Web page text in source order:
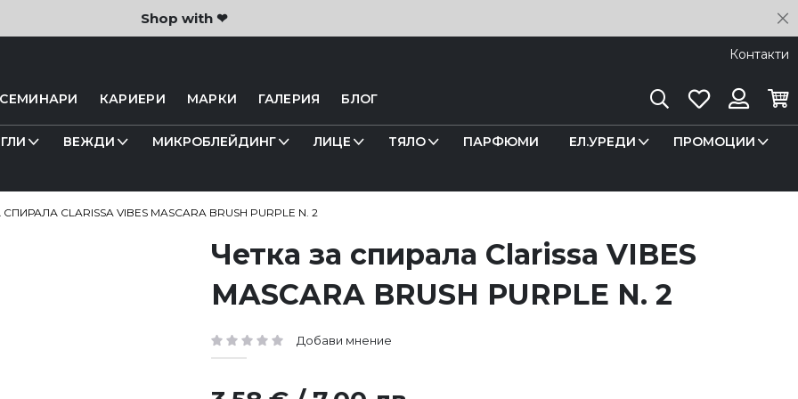
Shop with ❤
Контакти
КАРИЕРИ МАРКИ ГАЛЕРИЯ БЛОГ
ТърсенеЛюбими
ВЕЖДИ МИКРОБЛЕЙДИНГ ЛИЦЕ ТЯЛО ПАРФЮМИ ЕЛ.УРЕДИ ПРОМОЦИИ
CLARISSA VIBES MASCARA BRUSH PURPLE N. 2
Четка за спирала Clarissa VIBES
MASCARA BRUSH PURPLE N. 2
рейтинг: Добави мнение